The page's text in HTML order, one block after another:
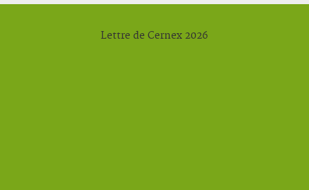
Lettre de Cernex 2026